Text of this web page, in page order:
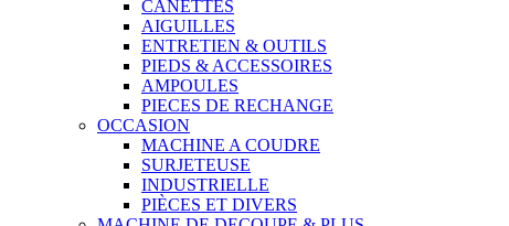
CANETTES
AIGUILLES
ENTRETIEN & OUTILS
PIEDS & ACCESSOIRES
AMPOULES
PIECES DE RECHANGE
OCCASION
MACHINE A COUDRE
SURJETEUSE
INDUSTRIELLE
PIÈCES ET DIVERS